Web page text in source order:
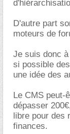
D'autre part
moteurs de
Je suis donc
si possible
une idée des
Le CMS peut-
dépasser
libre pour des
finances.